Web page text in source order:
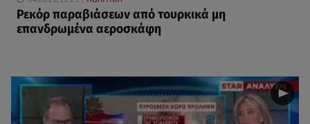
Ρεκόρ παραβιάσεων από τουρκικά μη
επανδρωμένα αεροσκάφη